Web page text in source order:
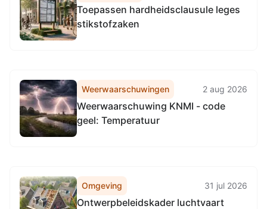
Toepassen hardheidsclausule leges
stikstofzaken
Weerwaarschuwingen 2 aug 2026
Weerwaarschuwing KNMI - code
geel: Temperatuur
Omgeving 31 jul 2026
Ontwerpbeleidskader luchtvaart